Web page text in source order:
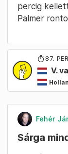
percig
Palmer
87.
V.
Fehér
Sárga